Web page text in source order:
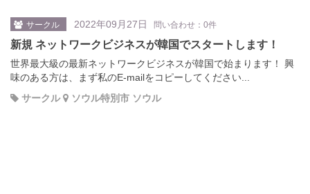
サークル 2022年09月27日 問い合わせ：0件
新規 ネットワークビジネスが韓国でスタートします！
世界最大級の最新ネットワークビジネスが韓国で始まります！ 興
味のある方は、まず私のE-mailをコピーしてください...
サークル
ソウル特別市 ソウル